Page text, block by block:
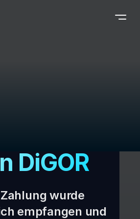
DiGOR
wurde
empfangen und